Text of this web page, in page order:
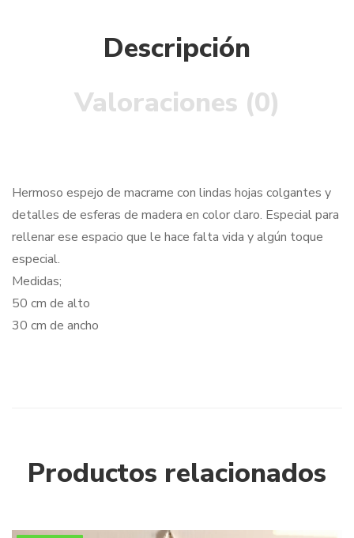
Descripción
Valoraciones (0)
Hermoso espejo de macrame con lindas hojas colgantes y
detalles de esferas de madera en color claro. Especial para
rellenar ese espacio que le hace falta vida y algún toque
especial.
Medidas;
50 cm de alto
30 cm de ancho
Productos relacionados